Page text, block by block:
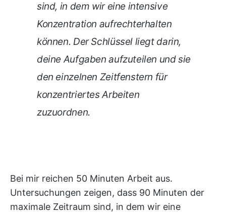
sind, in dem wir eine intensive
Konzentration aufrechterhalten
können. Der Schlüssel liegt darin,
deine Aufgaben aufzuteilen und sie
den einzelnen Zeitfenstern für
konzentriertes Arbeiten
zuzuordnen.
Bei mir reichen 50 Minuten Arbeit aus.
Untersuchungen zeigen, dass 90 Minuten der
maximale Zeitraum sind, in dem wir eine